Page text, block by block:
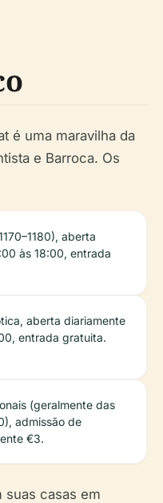
é uma maravilha da
e Barroca. Os
aberta
às 18:00, entrada
aberta diariamente
entrada gratuita.
(geralmente das
admissão de
€3.
suas casas em